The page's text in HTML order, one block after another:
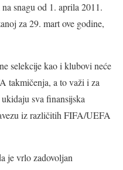
snagu od 1. aprila 2011.
za 29. mart ove godine,
selekcije kao i klubovi neće
takmičenja, a to važi i za
sva finansijska
iz različitih FIFA/UEFA
je vrlo zadovoljan